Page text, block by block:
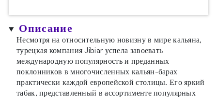
Описание
Несмотря на относительную новизну в мире кальяна,
турецкая компания Jibiar успела завоевать
международную популярность и преданных
поклонников в многочисленных кальян-барах
практически каждой европейской столицы. Его яркий
табак, представленный в ассортименте популярных